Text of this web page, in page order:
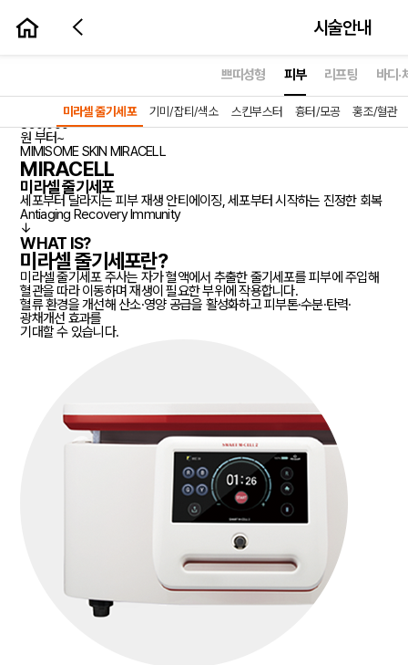
시술안내
쁘띠성형 피부 리프팅 바디·
미라셀 줄기세포 기미/잡티/색소 스킨부스터 흉터/모공 홍조/혈관
prev
NEW
근본적인 안티에이징
890,000
원 부터~
MIMISOME SKIN MIRACELL
MIRACELL
미라셀 줄기세포
세포부터 달라지는 피부 재생 안티에이징, 세포부터 시작하는 진정한 회복
Antiaging RecoveryImmunity
↓
WHAT IS?
미라셀 줄기세포란?
미라셀 줄기세포 주사는 자가 혈액에서 추출한 줄기세포를 피부에 주입해
혈관을 따라 이동하며 재생이 필요한 부위에 작용합니다.
혈류 환경을 개선해 산소·영양 공급을 활성화하고 피부톤·수분·탄력·
광채개선 효과를
기대할 수 있습니다.